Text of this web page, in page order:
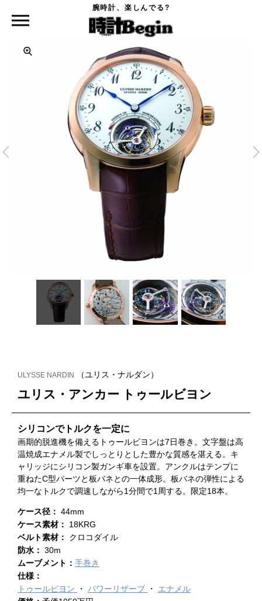
腕時計、楽しんでる?
ULYSSE NARDIN ユリス・アンカー トゥールビヨン
ULYSSE NARDIN （ユリス・ナルダン）
ユリス・アンカー トゥールビヨン
シリコンでトルクを一定に
画期的脱進機を備えるトゥールビヨンは7日巻き。文字盤は高
温焼成エナメル製でしっとりとした豊かな質感を湛える。キ
ャリッジにシリコン製ガンギ車を設置。アンクルはテンプに
重ねたC型パーツと板バネとの一体成形。板バネの弾性による
均一なトルクで調速しながら1分間で1周する。限定18本。
ケース径： 44mm
ケース素材： 18KRG
ベルト素材： クロコダイル
防水： 30m
ムーブメント： 手巻き
仕様：
トゥールビヨン
パワーリザーブ
エナメル